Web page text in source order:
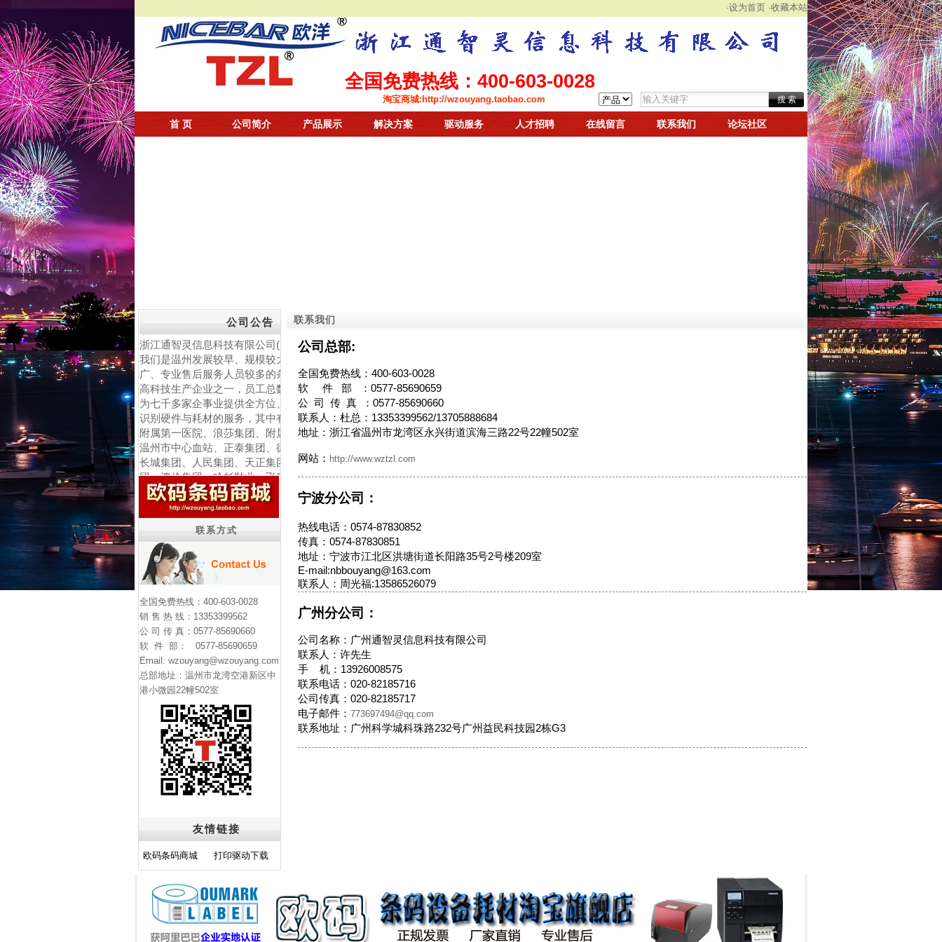
·设为首页 ·收藏本站
全国免费热线：400-603-0028
淘宝商城: http://wzouyang.taobao.com
首 页 公司简介 产品展示 解决方案 驱动服务 人才招聘 在线留言 联系我们 论坛社区
公司公告
浙江通智灵信息科技有限公司(原欧洋条码) ，
我们是温州发展较早、规模较大、服务网络
广、专业售后服务人员较多的条码标签应用
高科技生产企业之一，员工总数70多人，已
为七千多家企事业提供全方位、多层面自动
识别硬件与耗材的服务，其中有温州医学院
附属第一医院、浪莎集团、附属第二医院、
温州市中心血站、正泰集团、德力西集团、
长城集团、人民集团、天正集团、康奈集
团、澳伦集团、哈杉鞋业、飞科集团、桂香
村食品、欧麦食品等众多知名企业，提供优
质的标签。我公司成立至今已发展为年产值
超五千万、创利税超四百万的稳步迅速发展
中的小型企业。
自成立以来，欧洋公司始终以客户利益、员
工利益、社会利益、环境利益、股东利益为
至高利益的经营理念，视推动中国企业产品
自动识别信息化为已任。
公司经过几年来的成长和发展，通过与国际
知名企业进行密切合作，日本东芝条码打印
机浙江一级代理，使我公司对条码设备产品
的技术研究更加深入，并与国外知名公司合
作共同生产条码打印设备。
公司现阶段致力于特种行业的标签应用，及
自动识别应用软件和设备的开发,力争实现企
业新的增加点。
联系方式
全国免费热线：400-603-0028
销 售 热 线：13353399562
公 司 传 真：0577-85690660
软 件 部： 0577-85690659
Email: wzouyang@wzouyang.com
总部地址：温州市龙湾空港新区中
港小微园22幢502室
友情链接
欧码条码商城 打印驱动下载
联系我们
公司总部:
全国免费热线：400-603-0028
软 件 部 ：0577-85690659
公 司 传 真 ：0577-85690660
联系人：杜总：13353399562/13705888684
地址：浙江省温州市龙湾区永兴街道滨海三路22号22幢502室
网站： http://www.wztzl.com
宁波分公司：
热线电话：0574-87830852
传真：0574-87830851
地址：宁波市江北区洪塘街道长阳路35号2号楼209室
E-mail:nbbouyang@163.com
联系人：周光福:13586526079
广州分公司：
公司名称：广州通智灵信息科技有限公司
联系人：许先生
手 机：13926008575
联系电话：020-82185716
公司传真：020-82185717
电子邮件： 773697494@qq.com
联系地址： 广州科学城科珠路232号广州益民科技园2栋G3